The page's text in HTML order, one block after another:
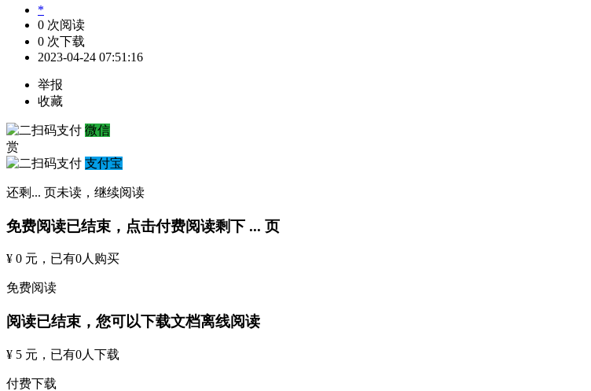
*
0 次阅读
0 次下载
2023-04-24 07:51:16
举报
收藏
微信
赏
支付宝
还剩 ... 页未读， 继续阅读
免费阅读已结束，点击付费阅读剩下 ... 页
¥ 0 元 ，已有0人购买
免费阅读
阅读已结束，您可以下载文档离线阅读
¥ 5 元 ，已有0人下载
付费下载